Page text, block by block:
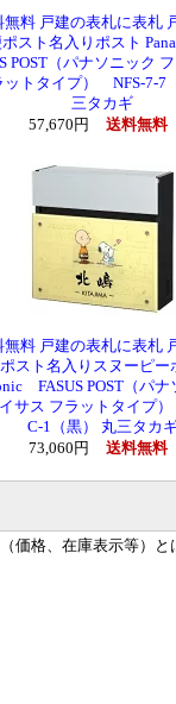
無料 戸建の表札に表札
スト名入りポスト
POST（パナソニック
ットタイプ） NFS-7-7
三タカギ
57,670円
送料無料
無料 戸建の表札に表札
スト名入りスヌーピー
FASUS POST（パナ
サス フラットタイプ
C-1（黒） 丸三タカギ
73,060円
送料無料
価格、在庫表示等）と